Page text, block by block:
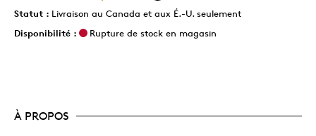
Statut : Livraison au Canada et aux É.-U. seulement
Disponibilité :
Rupture de stock en magasin
À PROPOS